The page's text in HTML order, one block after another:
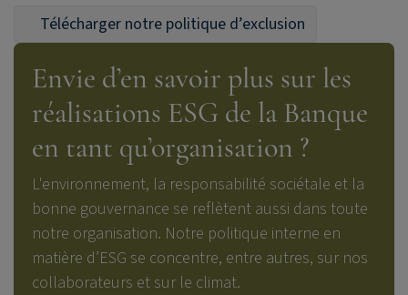
Télécharger notre politique d’exclusion
Envie d’en savoir plus sur les
réalisations ESG de la Banque
en tant qu’organisation ?
L'environnement, la responsabilité sociétale et la
bonne gouvernance se reflètent aussi dans toute
notre organisation. Notre politique interne en
matière d’ESG se concentre, entre autres, sur nos
collaborateurs et sur le climat.